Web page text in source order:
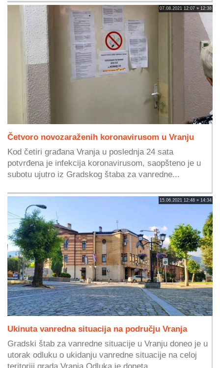
07.08.2021 12:07 » 12:38
Četvoro novozaraženih koronavirusom u Vranju
Kod četiri građana Vranja u poslednja 24 sata
potvrđena je infekcija koronavirusom, saopšteno je u
subotu ujutro iz Gradskog štaba za vanredne...
15.06.2021 12:48 » 14:34
Ukinuta vanredna situacija na području Vranja
Gradski štab za vanredne situacije u Vranju doneo je u
utorak odluku o ukidanju vanredne situacije na celoj
teritoriji grada Vranja.Odluka je doneta...